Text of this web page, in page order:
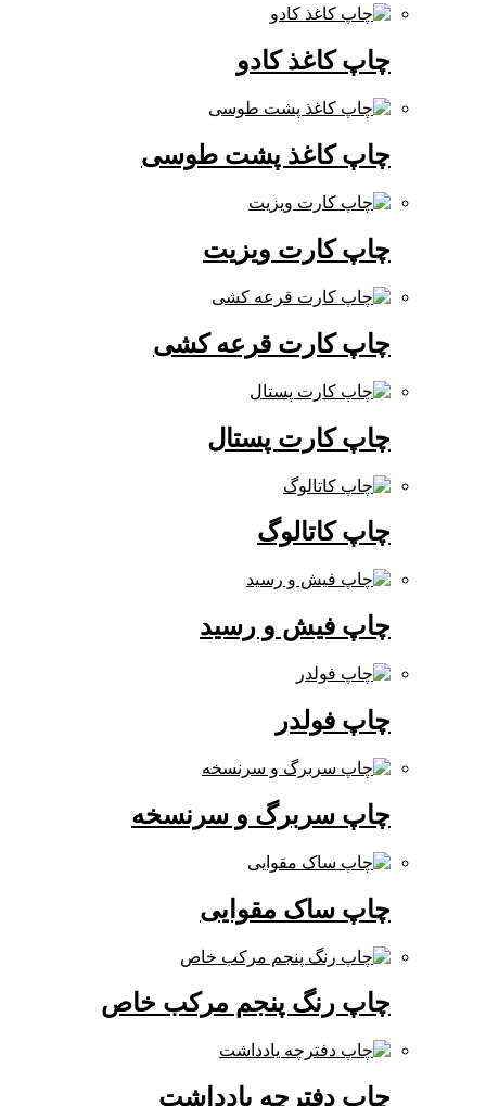
چاپ کاغذ کادو
چاپ کاغذ پشت طوسی
چاپ کارت ویزیت
چاپ کارت قرعه کشی
چاپ کارت پستال
چاپ کاتالوگ
چاپ فیش و رسید
چاپ فولدر
چاپ سربرگ و سرنسخه
چاپ ساک مقوایی
چاپ رنگ پنجم مرکب خاص
چاپ دفترچه یادداشت